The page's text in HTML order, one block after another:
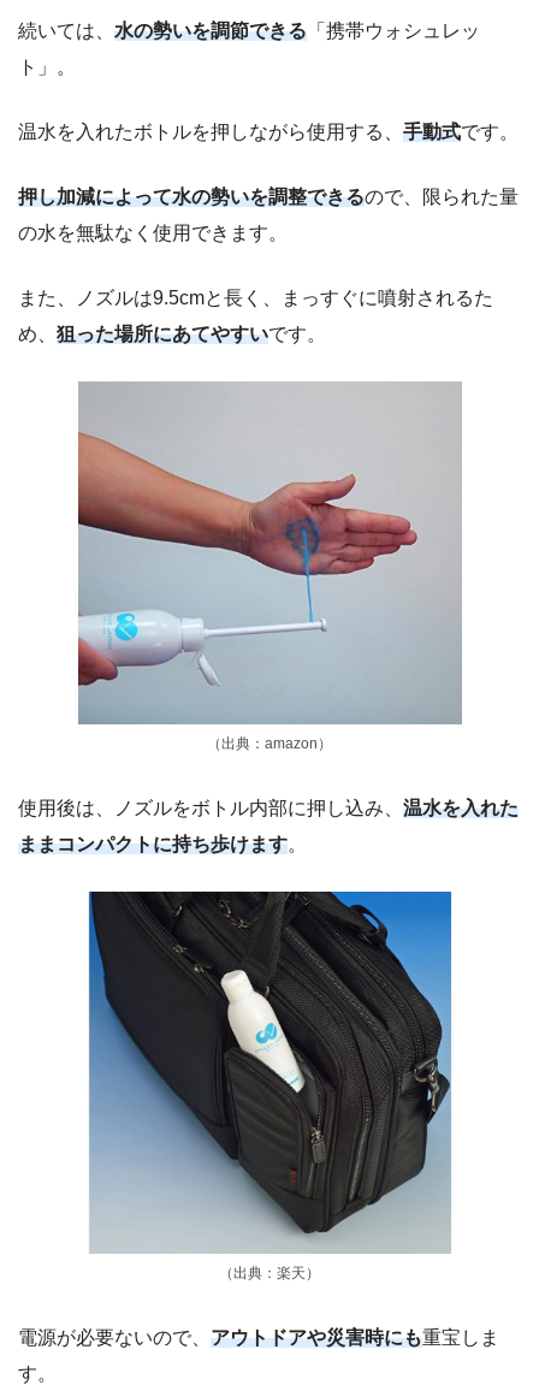
続いては、 水の勢いを調節できる 「携帯ウォシュレッ
ト」。
温水を入れたボトルを押しながら使用する、 手動式です。
押し加減によって水の勢いを調整できるので、限られた量
の水を無駄なく使用できます。
また、ノズルは9.5cmと長く、まっすぐに噴射されるた
め、 狙った場所にあてやすいです。
（出典：amazon）
使用後は、ノズルをボトル内部に押し込み、 温水を入れた
ままコンパクトに持ち歩けます。
（出典：楽天）
電源が必要ないので、 アウトドアや災害時にも重宝しま
す。